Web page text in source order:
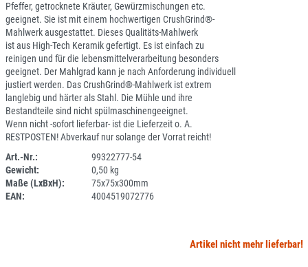
Pfeffer, getrocknete Kräuter, Gewürzmischungen etc.
geeignet. Sie ist mit einem hochwertigen CrushGrind®-
Mahlwerk ausgestattet. Dieses Qualitäts-Mahlwerk
ist aus High-Tech Keramik gefertigt. Es ist einfach zu
reinigen und für die lebensmittelverarbeitung besonders
geeignet. Der Mahlgrad kann je nach Anforderung individuell
justiert werden. Das CrushGrind®-Mahlwerk ist extrem
langlebig und härter als Stahl. Die Mühle und ihre
Bestandteile sind nicht spülmaschinengeeignet.
Wenn nicht -sofort lieferbar- ist die Lieferzeit o. A.
RESTPOSTEN! Abverkauf nur solange der Vorrat reicht!
Art.-Nr.:
99322777-54
Gewicht:
0,50 kg
Maße (LxBxH):
75x75x300mm
EAN:
4004519072776
Artikel nicht mehr lieferbar!